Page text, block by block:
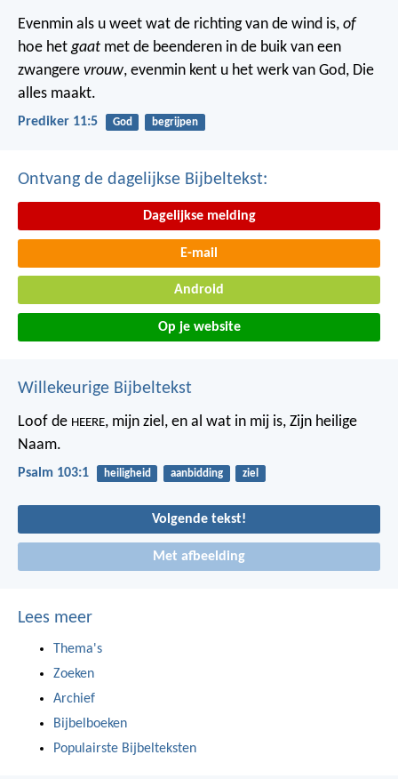
Evenmin als u weet wat de richting van de wind is, of
hoe hetgaat met de beenderen in de buik van een
zwangere vrouw, evenmin kent u het werk van God, Die
alles maakt.
Prediker 11:5 God begrijpen
Ontvang de dagelijkse Bijbeltekst:
Dagelijkse melding
E-mail
Android
Op je website
Willekeurige Bijbeltekst
Loof de HEERE, mijn ziel, en al wat in mij is, Zijn heilige
Naam.
Psalm 103:1 heiligheid aanbidding ziel
Volgende tekst!
Met afbeelding
Lees meer
Thema's
Zoeken
Archief
Bijbelboeken
Populairste Bijbelteksten